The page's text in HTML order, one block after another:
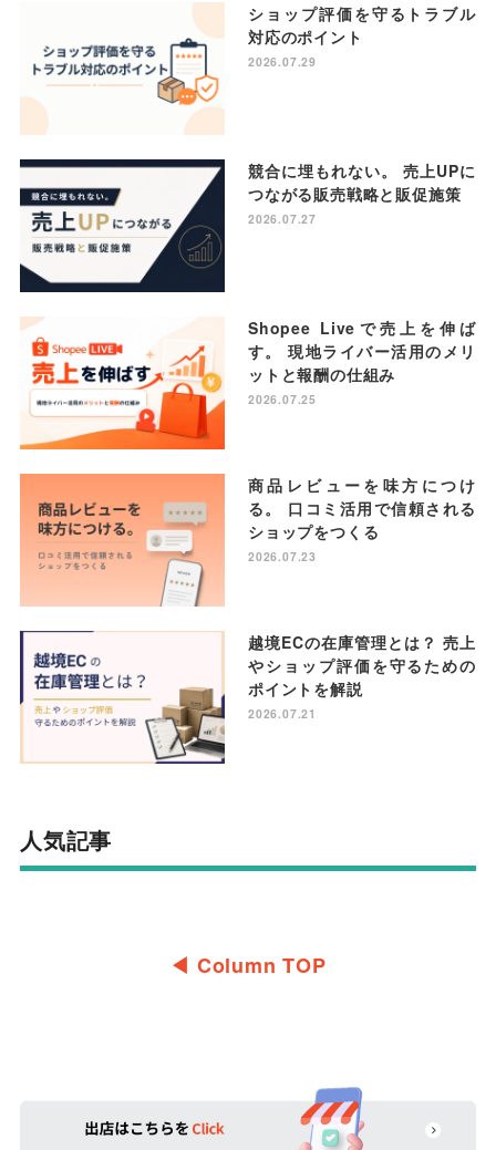
ショップ評価を守るトラブル
対応のポイント
2026.07.29
競合に埋もれない。 売上UPに
つながる販売戦略と販促施策
2026.07.27
Shopee Liveで売上を伸ば
す。 現地ライバー活用のメリ
ットと報酬の仕組み
2026.07.25
商品レビューを味方につけ
る。 口コミ活用で信頼される
ショップをつくる
2026.07.23
越境ECの在庫管理とは？ 売上
やショップ評価を守るための
ポイントを解説
2026.07.21
人気記事
◀︎ Column TOP